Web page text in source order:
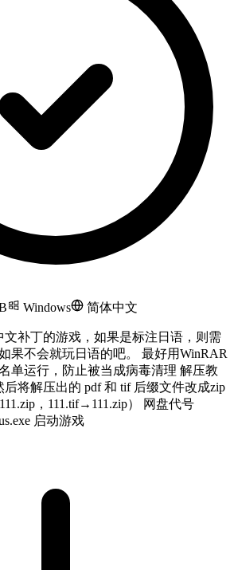
Windows 简体中文
文补丁的游戏，如果是标注日语，则需
果不会就玩日语的吧。 最好用WinRAR
单运行，防止被当成病毒清理 解压教
后将解压出的 pdf 和 tif 后缀文件改成zip
，111.tif→111.zip） 网盘代号
启动游戏